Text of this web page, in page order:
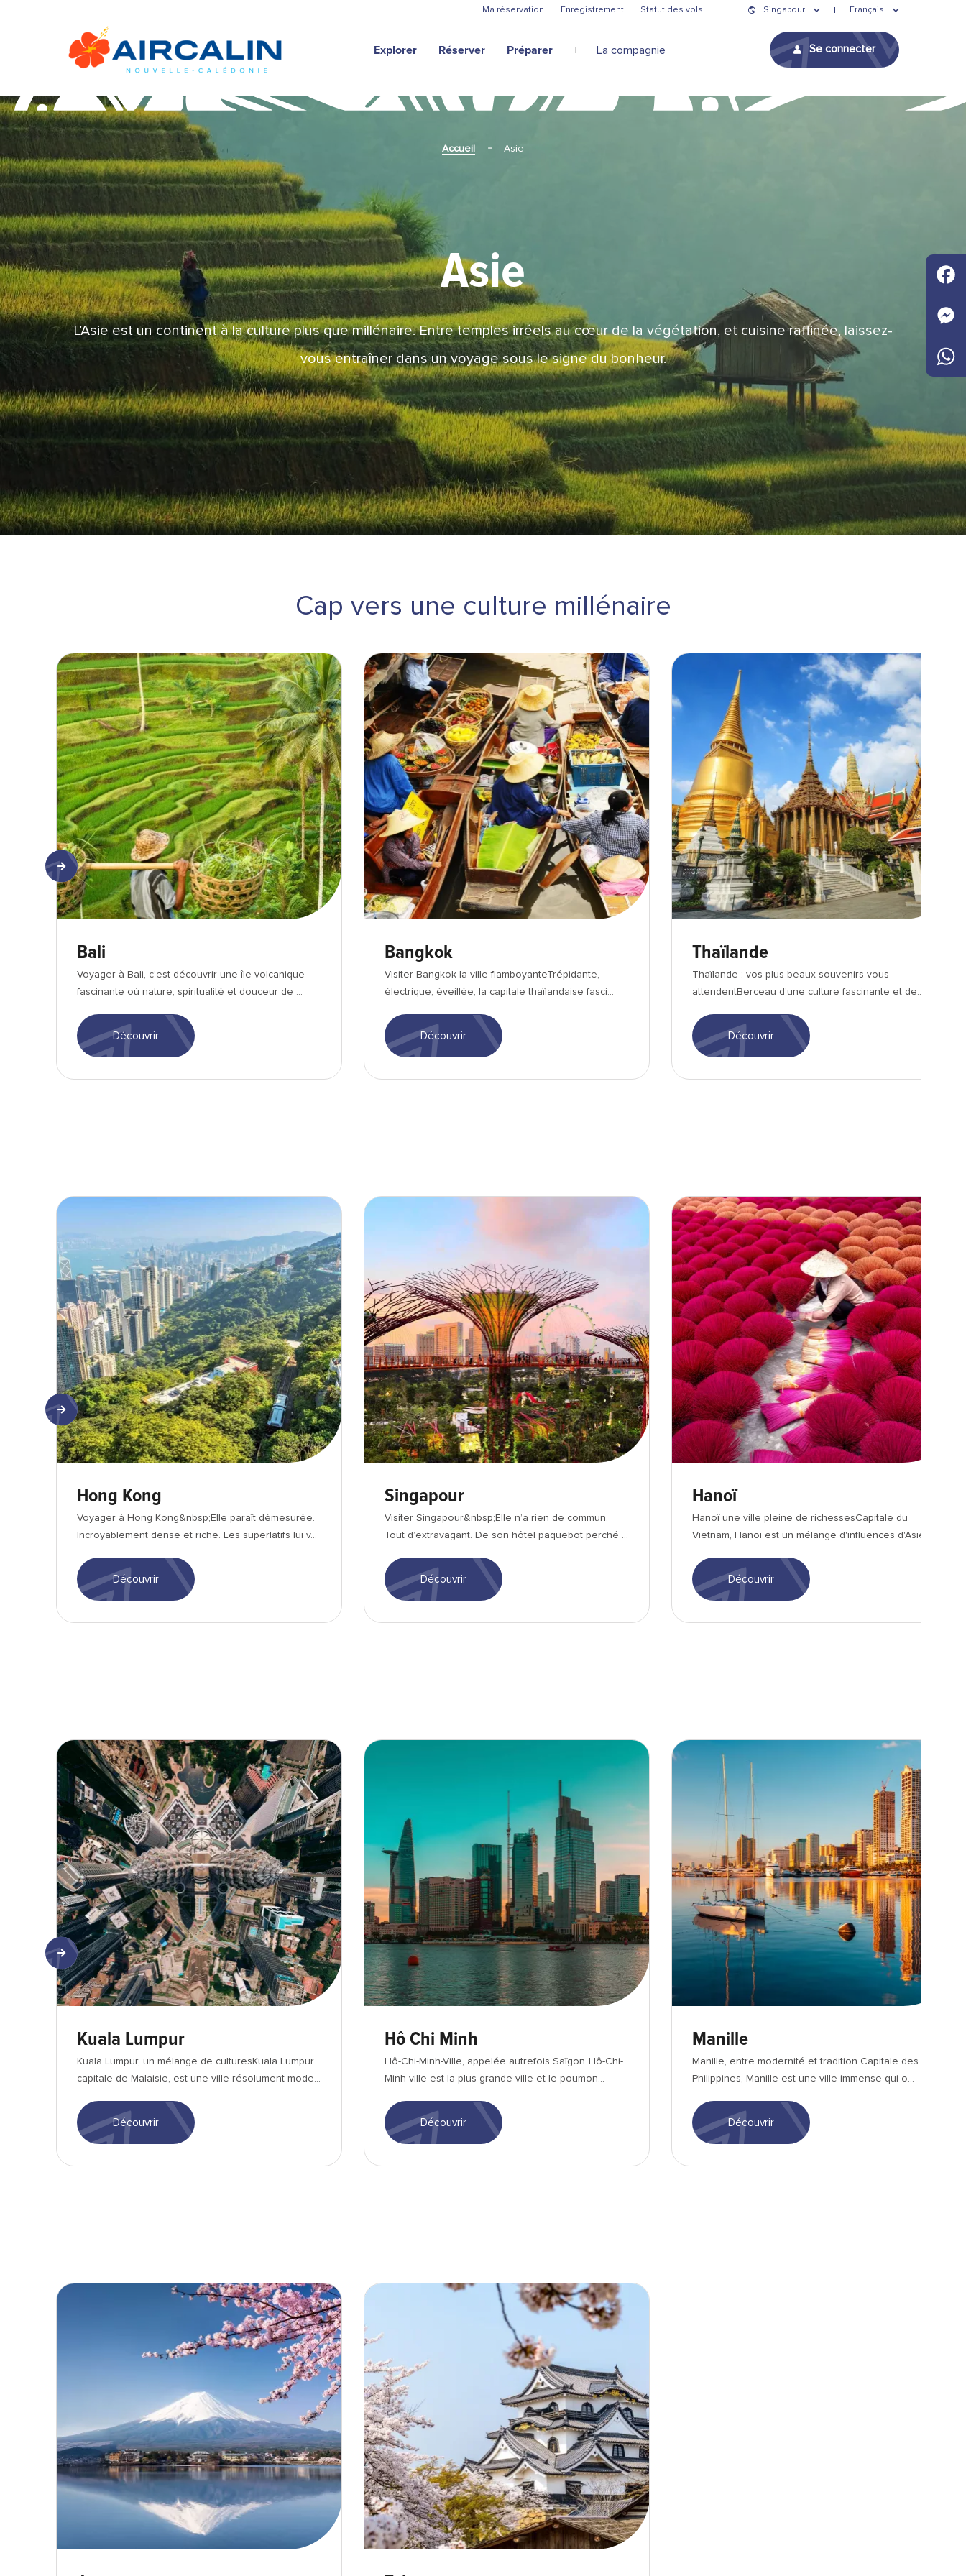
Aller au contenu principal
Ma réservation Enregistrement Statut des vols Singapour Français
Explorer Réserver Préparer La compagnie Se connecter
Accueil Asie
Asie
L’Asie est un continent à la culture plus que millénaire. Entre temples irréels au cœur de la végétation, et cuisine raffinée, laissez-
vous entraîner dans un voyage sous le signe du bonheur.
Cap vers une culture millénaire
Rizière - Indonésie-min
Bali
Voyager à Bali, c’est découvrir une île volcanique
fascinante où nature, spiritualité et douceur de ...
Découvrir
Thaïlande-Marché flottant - min
Bangkok
Visiter Bangkok la ville flamboyanteTrépidante,
électrique, éveillée, la capitale thaïlandaise fasci...
Découvrir
Temple Wat Phra Kaeo - Bangkok -min.jpg
Thaïlande
Thaïlande : vos plus beaux souvenirs vous
attendentBerceau d'une culture fascinante et de
Découvrir
Tram - min
Hong Kong
Voyager à Hong Kong&nbsp;Elle paraît démesurée.
Incroyablement dense et riche. Les superlatifs lui v...
Découvrir
Singapour-Jardin au bord de la baie -min
Singapour
Visiter Singapour&nbsp;Elle n’a rien de commun.
Tout d’extravagant. De son hôtel paquebot perché à
Découvrir
Hanoï - champs de fleures-min
Hanoï
Hanoï une ville pleine de richessesCapitale du
Vietnam, Hanoï est un mélange d'influences d'Asie
Découvrir
Kuala Lumpur city-min
Kuala Lumpur
Kuala Lumpur, un mélange de culturesKuala Lumpur
capitale de Malaisie, est une ville résolument mode...
Découvrir
Ho chi Minh ville-min
Hô Chi Minh
Hô-Chi-Minh-Ville, appelée autrefois Saïgon Hô-Chi-
Minh-ville est la plus grande ville et le poumon...
Découvrir
Manille - min
Manille
Manille, entre modernité et tradition Capitale des
Philippines, Manille est une ville immense qui o...
Découvrir
Mont Fuji - Japon-min Château Hikone - Japon-min